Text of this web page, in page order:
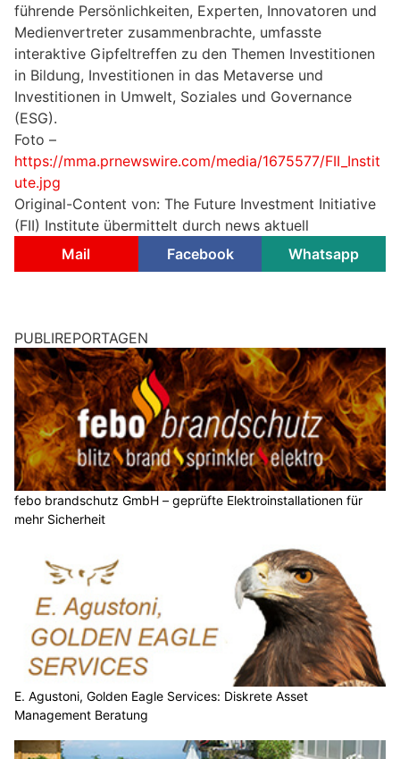
führende Persönlichkeiten, Experten, Innovatoren und
Medienvertreter zusammenbrachte, umfasste
interaktive Gipfeltreffen zu den Themen Investitionen
in Bildung, Investitionen in das Metaverse und
Investitionen in Umwelt, Soziales und Governance
(ESG).
Foto –
https://mma.prnewswire.com/media/1675577/FII_Instit
ute.jpg
Original-Content von: The Future Investment Initiative
(FII) Institute übermittelt durch news aktuell
Mail
Facebook Whatsapp
PUBLIREPORTAGEN
febo brandschutz GmbH – geprüfte Elektroinstallationen für
mehr Sicherheit
E. Agustoni, Golden Eagle Services: Diskrete Asset
Management Beratung